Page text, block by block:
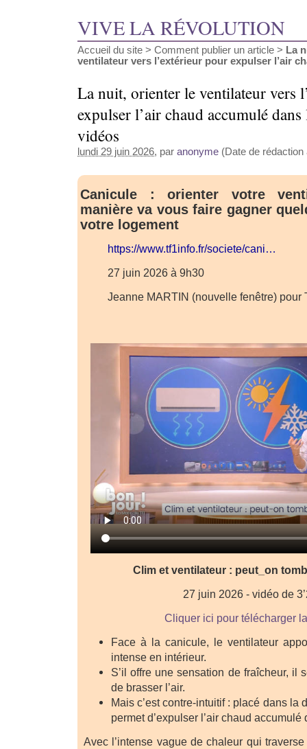
VIVE LA RÉVOLUTION
Accueil du site > Comment publier un article > La
ventilateur vers l’extérieur pour expulser l’air
La nuit, orienter le ventilateur vers
expulser l’air chaud accumulé
vidéos
lundi 29 juin 2026, par anonyme (Date de rédaction
Canicule : orienter votre
manière va vous faire gagner
votre logement
https://www.tf1info.fr/societe/cani…
27 juin 2026 à 9h30
Jeanne MARTIN (nouvelle fenêtre) pour
Clim et ventilateur : peut_on
27 juin 2026 - vidéo de
Cliquer ici pour télécharger
Face à la canicule, le ventilateur
intense en intérieur.
S’il offre une sensation de fraîcheur, il
de brasser l’air.
Mais c’est contre-intuitif : placé dans la
permet d’expulser l’air chaud
Avec l’intense vague de chaleur qui